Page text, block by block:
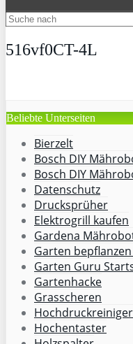
516vf0CT-4L
Beliebte Unterseiten
Bierzelt
Bosch DIY
Bosch DIY
Datenschutz
Drucksprüher
Elektrogrill kaufen
Gardena
Garten
Garten Guru
Gartenhacke
Grasscheren
Hochentaster